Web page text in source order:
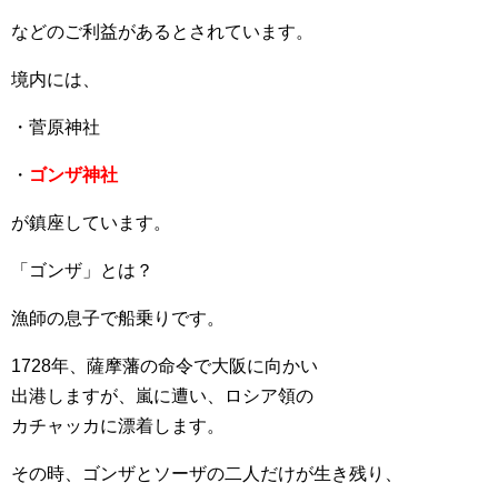
などのご利益があるとされています。
境内には、
・菅原神社
・ ゴンザ神社
が鎮座しています。
「ゴンザ」とは？
漁師の息子で船乗りです。
1728年、薩摩藩の命令で大阪に向かい
出港しますが、嵐に遭い、ロシア領の
カチャッカに漂着します。
その時、ゴンザとソーザの二人だけが生き残り、